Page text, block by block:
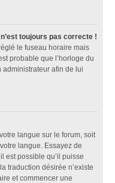
toujours pas correcte !
le fuseau horaire mais
probable que l’horloge du
administrateur afin de lui
langue sur le forum, soit
langue. Essayez de
est possible qu’il puisse
traduction désirée n’existe
et commencer une